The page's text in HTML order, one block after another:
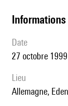
date
27 octobre 1999
lieu
Allemagne,